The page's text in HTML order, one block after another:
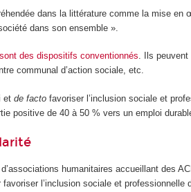
dans la littérature comme la mise
dans son ensemble ».
des dispositifs conventionnés. Ils peuvent
communal d’action sociale, etc.
etde facto favoriser l’inclusion sociale et
positive de 40 à 50 % vers un emploi
humanitaires accueillant des
l’inclusion sociale et professionnelle